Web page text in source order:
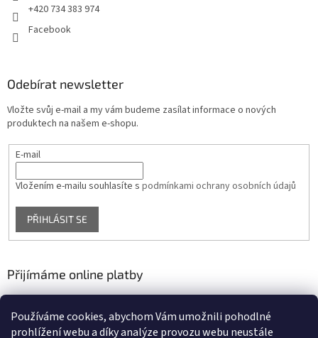
Používáme cookies, abychom Vám umožnili pohodlné
prohlížení webu a díky analýze provozu webu neustále
+420 734 383 974
Facebook
Odebírat newsletter
Vložte svůj e-mail a my vám budeme zasílat informace o nových
produktech na našem e-shopu.
E-mail
Vložením e-mailu souhlasíte s podmínkami ochrany osobních údajů
PŘIHLÁSIT SE
Přijímáme online platby